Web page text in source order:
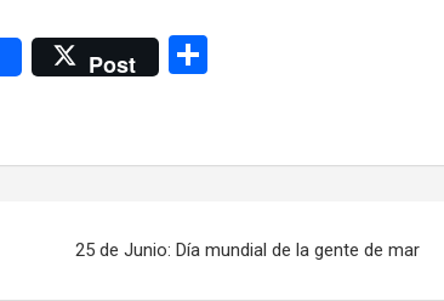
Post
p
tir
25 de Junio: Día mundial de la gente de mar